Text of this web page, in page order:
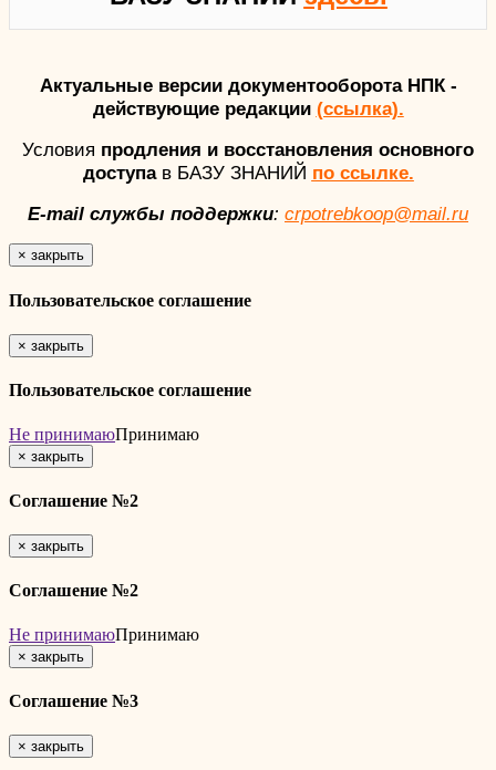
Актуальные версии документооборота НПК -
действующие редакции (ссылка).
Условия продления и восстановления основного
доступав БАЗУ ЗНАНИЙ по ссылке.
E-mail службы поддержки: crpotrebkoop@mail.ru
× закрыть
Пользовательское соглашение
× закрыть
Пользовательское соглашение
Не принимаюПринимаю
× закрыть
Соглашение №2
× закрыть
Соглашение №2
Не принимаюПринимаю
× закрыть
Соглашение №3
× закрыть